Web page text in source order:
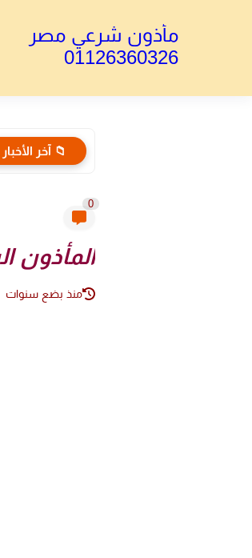
مأذون شرعي مصر
01126360326
📁 آخر الأخبار
0
المأذون
منذ بضع سنوات